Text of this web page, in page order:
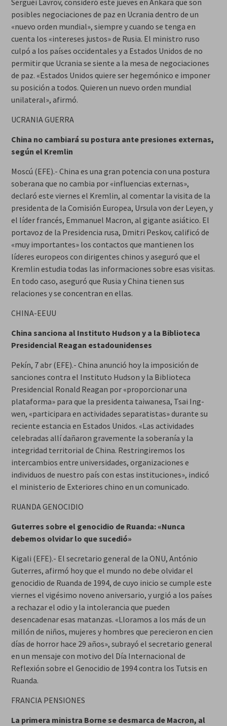
posibles negociaciones de paz en Ucrania dentro de un
«nuevo orden mundial», siempre y cuando se tenga en
cuenta los «intereses justos» de Rusia. El ministro ruso
culpó a los países occidentales y a Estados Unidos de no
permitir que Ucrania se siente a la mesa de negociaciones
de paz. «Estados Unidos quiere ser hegemónico e imponer
su posición a todos. Quieren un nuevo orden mundial
unilateral», afirmó.
UCRANIA GUERRA
China no cambiará su postura ante presiones externas,
según el Kremlin
Moscú (EFE).- China es una gran potencia con una postura
soberana que no cambia por «influencias externas»,
declaró este viernes el Kremlin, al comentar la visita de la
presidenta de la Comisión Europea, Ursula von der Leyen, y
el líder francés, Emmanuel Macron, al gigante asiático. El
portavoz de la Presidencia rusa, Dmitri Peskov, calificó de
«muy importantes» los contactos que mantienen los
líderes europeos con dirigentes chinos y aseguró que el
Kremlin estudia todas las informaciones sobre esas visitas.
En todo caso, aseguró que Rusia y China tienen sus
relaciones y se concentran en ellas.
CHINA-EEUU
China sanciona al Instituto Hudson y a la Biblioteca
Presidencial Reagan estadounidenses
Pekín, 7 abr (EFE).- China anunció hoy la imposición de
sanciones contra el Instituto Hudson y la Biblioteca
Presidencial Ronald Reagan por «proporcionar una
plataforma» para que la presidenta taiwanesa, Tsai Ing-
wen, «participara en actividades separatistas» durante su
reciente estancia en Estados Unidos. «Las actividades
celebradas allí dañaron gravemente la soberanía y la
integridad territorial de China. Restringiremos los
intercambios entre universidades, organizaciones e
individuos de nuestro país con estas instituciones», indicó
el ministerio de Exteriores chino en un comunicado.
RUANDA GENOCIDIO
Guterres sobre el genocidio de Ruanda: «Nunca
debemos olvidar lo que sucedió»
Kigali (EFE).- El secretario general de la ONU, António
Guterres, afirmó hoy que el mundo no debe olvidar el
genocidio de Ruanda de 1994, de cuyo inicio se cumple este
viernes el vigésimo noveno aniversario, y urgió a los países
a rechazar el odio y la intolerancia que pueden
desencadenar esas matanzas. «Lloramos a los más de un
millón de niños, mujeres y hombres que perecieron en cien
días de horror hace 29 años», subrayó el secretario general
en un mensaje con motivo del Día Internacional de
Reflexión sobre el Genocidio de 1994 contra los Tutsis en
Ruanda.
FRANCIA PENSIONES
La primera ministra Borne se desmarca de Macron, al